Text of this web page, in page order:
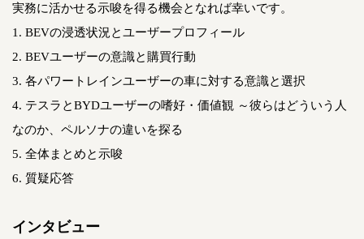
実務に活かせる示唆を得る機会となれば幸いです。
1. BEVの浸透状況とユーザープロフィール
2. BEVユーザーの意識と購買行動
3. 各パワートレインユーザーの車に対する意識と選択
4. テスラとBYDユーザーの嗜好・価値観 ～彼らはどういう人
なのか、ペルソナの違いを探る
5. 全体まとめと示唆
6. 質疑応答
インタビュー